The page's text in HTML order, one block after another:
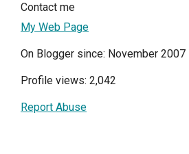
Contact me
My Web Page
On Blogger since: November 2007
Profile views: 2,042
Report Abuse